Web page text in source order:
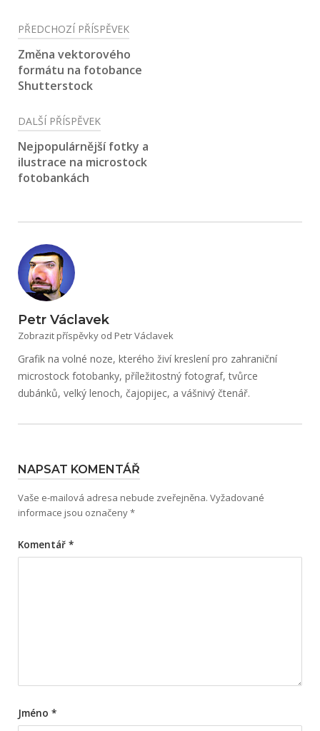
Navigace
pro
příspěvek
PŘEDCHOZÍ PŘÍSPĚVEK
Změna vektorového
formátu na fotobance
Shutterstock
DALŠÍ PŘÍSPĚVEK
Nejpopulárnější fotky a
ilustrace na microstock
fotobankách
Petr Václavek
Zobrazit příspěvky od Petr Václavek
Grafik na volné noze, kterého živí kreslení pro zahraniční
microstock fotobanky, příležitostný fotograf, tvůrce
dubánků, velký lenoch, čajopijec, a vášnivý čtenář.
NAPSAT KOMENTÁŘ
Vaše e-mailová adresa nebude zveřejněna. Vyžadované
informace jsou označeny*
Komentář *
Jméno *